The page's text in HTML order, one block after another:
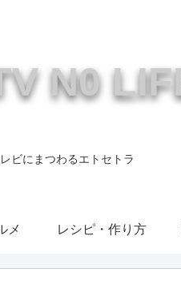
N0
ビにまつわるエトセトラ
メ レシピ・作り方